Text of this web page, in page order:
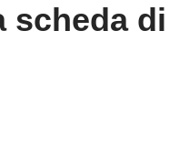
scheda di